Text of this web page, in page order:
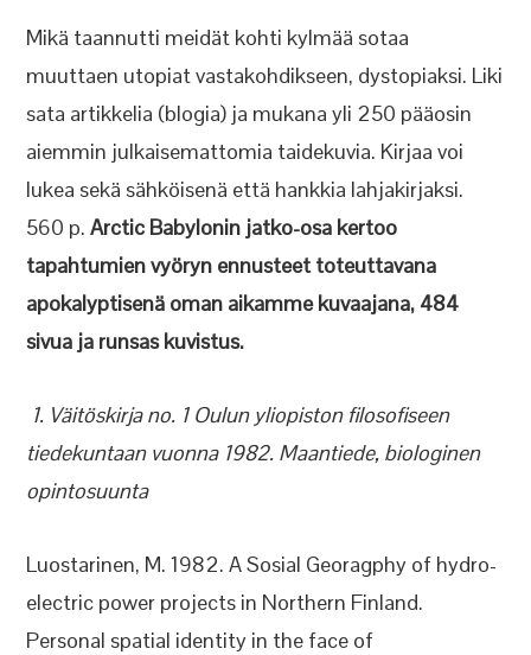
Mikä taannutti meidät kohti kylmää sotaa
muuttaen utopiat vastakohdikseen, dystopiaksi. Liki
sata artikkelia (blogia) ja mukana yli 250 pääosin
aiemmin julkaisemattomia taidekuvia. Kirjaa voi
lukea sekä sähköisenä että hankkia lahjakirjaksi.
560 p. Arctic Babylonin jatko-osa kertoo
tapahtumien vyöryn ennusteet toteuttavana
apokalyptisenä oman aikamme kuvaajana, 484
sivua ja runsas kuvistus.
1. Väitöskirja no. 1 Oulun yliopiston filosofiseen
tiedekuntaan vuonna 1982. Maantiede, biologinen
opintosuunta
Luostarinen, M. 1982. A Sosial Georagphy of hydro-
electric power projects in Northern Finland.
Personal spatial identity in the face of